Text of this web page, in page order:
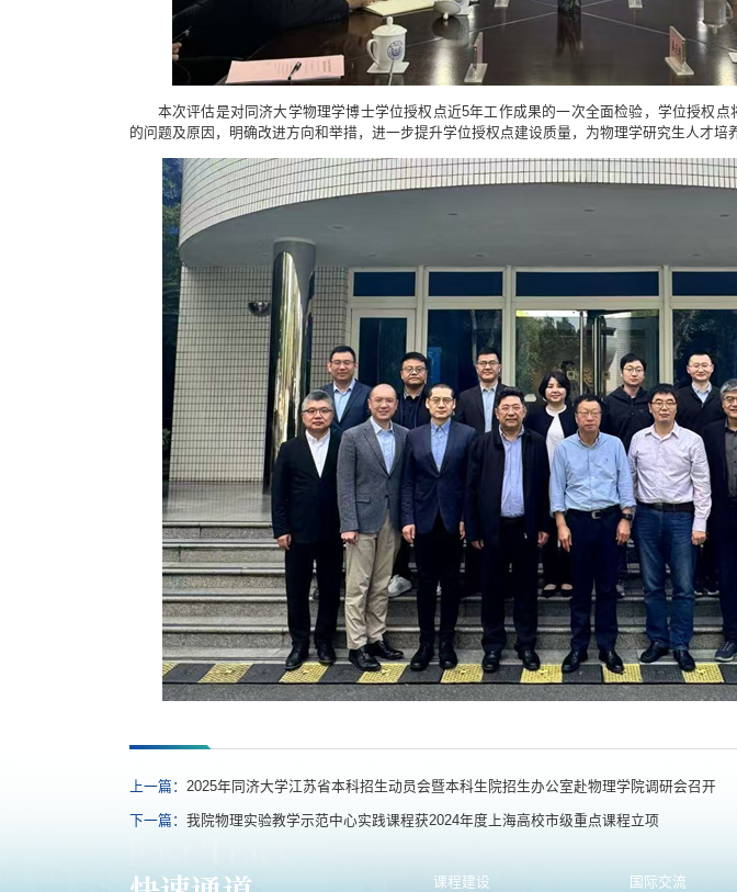
本次评估是对同济大学物理学博士学位授权点近5年工作成果的一次全面检验，学位授权
的问题及原因，明确改进方向和举措，进一步提升学位授权点建设质量，为物理学研究生人才培
上一篇：2025年同济大学江苏省本科招生动员会暨本科生院招生办公室赴物理学院调研会召开
下一篇：我院物理实验教学示范中心实践课程获2024年度上海高校市级重点课程立项
课程建设 国际交流